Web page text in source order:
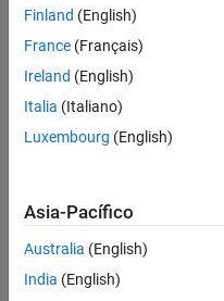
Finland (English)
France (Français)
Ireland (English)
Italia (Italiano)
Luxembourg (English)
Asia-Pacífico
Australia (English)
India (English)